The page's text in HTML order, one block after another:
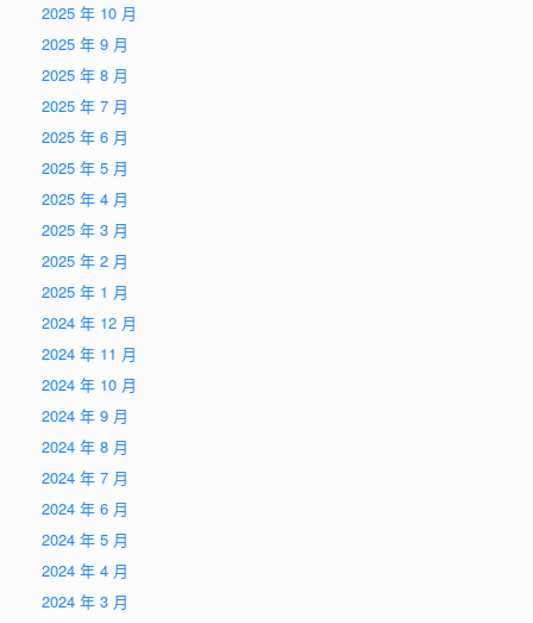
2025 年 10 月
2025 年 9 月
2025 年 8 月
2025 年 7 月
2025 年 6 月
2025 年 5 月
2025 年 4 月
2025 年 3 月
2025 年 2 月
2025 年 1 月
2024 年 12 月
2024 年 11 月
2024 年 10 月
2024 年 9 月
2024 年 8 月
2024 年 7 月
2024 年 6 月
2024 年 5 月
2024 年 4 月
2024 年 3 月